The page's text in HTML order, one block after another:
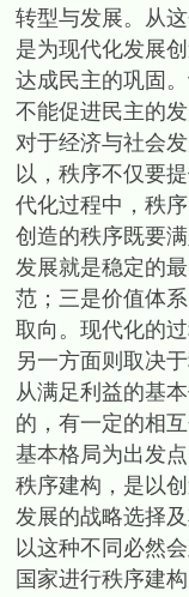
转型与发展。从
是为现代化发展
达成民主的巩固
不能促进民主的
对于经济与社会
以，秩序不仅要
代化过程中，秩
创造的秩序既要
发展就是稳定的
范；三是价值体
取向。现代化的
另一方面则取决
从满足利益的基
的，有一定的相
基本格局为出发
秩序建构，是以
发展的战略选择
以这种不同必然
国家进行秩序建